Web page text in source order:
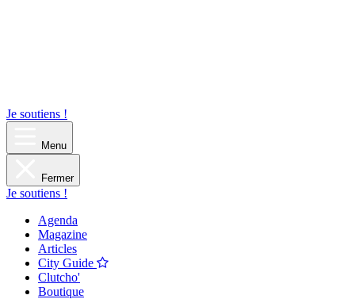
Je soutiens !
Menu
Fermer
Je soutiens !
Agenda
Magazine
Articles
City Guide
Clutcho'
Boutique